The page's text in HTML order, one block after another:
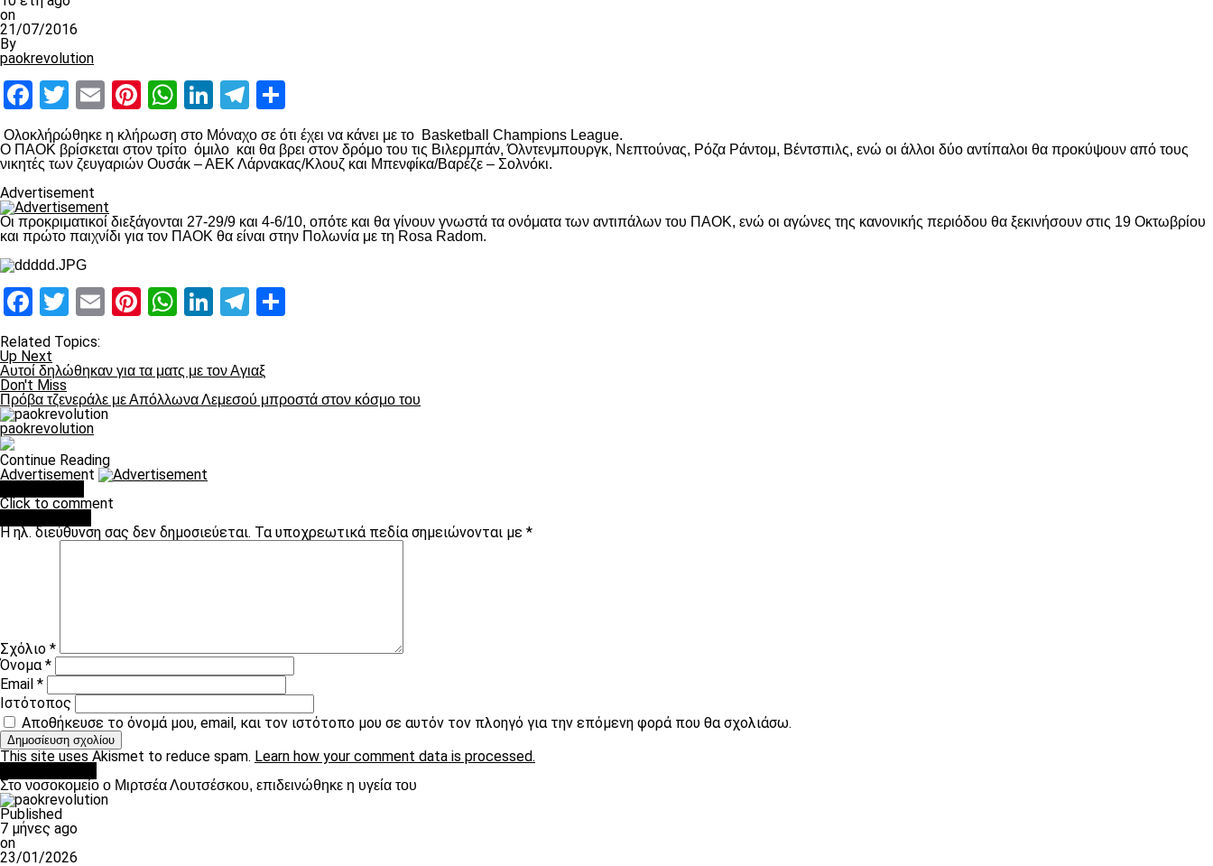
on
21/07/2016
By
paokrevolution
Facebook
Twitter
EmailPinterest
WhatsApp
LinkedIn
Telegram
Ολοκλήρώθηκε η κλήρωση στο Μόναχο σε ότι έχει να κάνει με το Basketball Champions League.
Ο ΠΑΟΚ βρίσκεται στον τρίτο όμιλο και θα βρει στον δρόμο του τις Βιλερμπάν, Όλντενμπουργκ, Νεπτούνας, Ρόζα Ράντομ, Βέντσπιλς, ενώ οι άλλοι δύο αντίπαλοι θα προκύψουν από τους
νικητές των ζευγαριών Ουσάκ – ΑΕΚ Λάρνακας/Κλουζ και Μπενφίκα/Βαρέζε – Σολνόκι.
Advertisement
Οι προκριματικοί διεξάγονται 27-29/9 και 4-6/10, οπότε και θα γίνουν γνωστά τα ονόματα των αντιπάλων του ΠΑΟΚ, ενώ οι αγώνες της κανονικής περιόδου θα ξεκινήσουν στις 19 Οκτωβρίου
και πρώτο παιχνίδι για τον ΠΑΟΚ θα είναι στην Πολωνία με τη Rosa Radom.
Facebook
Twitter
EmailPinterest
WhatsApp
LinkedIn
Telegram
Related Topics:
Up Next
Αυτοί δηλώθηκαν για τα ματς με τον Αγιαξ
Don't Miss
Πρόβα τζενεράλε με Απόλλωνα Λεμεσού μπροστά στον κόσμο του
paokrevolution
Continue Reading
Advertisement
Click to comment
Η ηλ. διεύθυνση σας δεν δημοσιεύεται. Τα υποχρεωτικά πεδία σημειώνονται με *
Σχόλιο *
Όνομα*
Email *
Ιστότοπος
Αποθήκευσε το όνομά μου, email, και τον ιστότοπο μου σε αυτόν τον πλοηγό για την επόμενη φορά που θα σχολιάσω.
This site uses Akismet to reduce spam. Learn how your comment data is processed.
Στο νοσοκομείο ο Μιρτσέα Λουτσέσκου, επιδεινώθηκε η υγεία του
Published
7 μήνες ago
on
23/01/2026